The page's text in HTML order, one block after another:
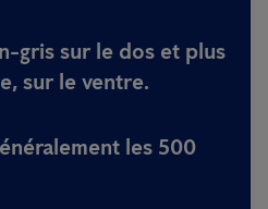
gris sur le dos et plus
sur le ventre.
les 500